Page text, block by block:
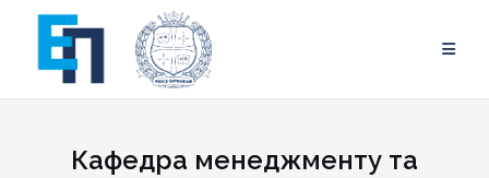
content
Кафедра менеджменту та